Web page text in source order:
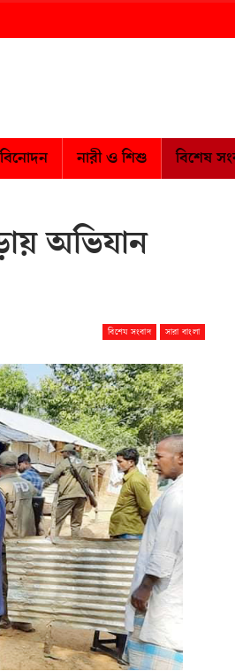
বিনোদন নারী ও শিশু বিশেষ
অভিযান
বিশেষ সংবাদ সারা বাংলা